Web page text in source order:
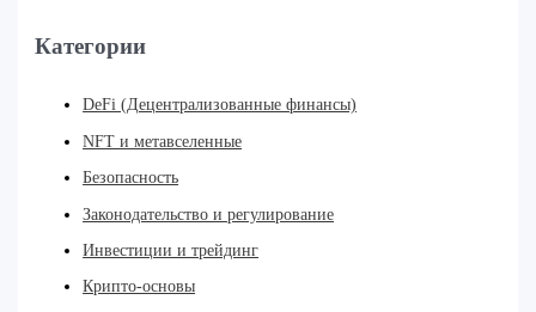
Категории
DeFi (Децентрализованные финансы)
NFT и метавселенные
Безопасность
Законодательство и регулирование
Инвестиции и трейдинг
Крипто-основы